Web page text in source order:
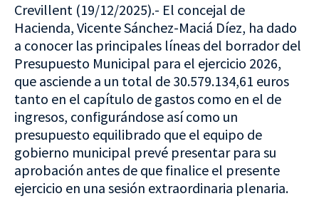
Crevillent (19/12/2025).- El concejal de
Hacienda, Vicente Sánchez-Maciá Díez, ha dado
a conocer las principales líneas del borrador del
Presupuesto Municipal para el ejercicio 2026,
que asciende a un total de 30.579.134,61 euros
tanto en el capítulo de gastos como en el de
ingresos, configurándose así como un
presupuesto equilibrado que el equipo de
gobierno municipal prevé presentar para su
aprobación antes de que finalice el presente
ejercicio en una sesión extraordinaria plenaria.